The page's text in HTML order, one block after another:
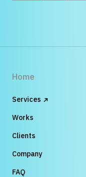
Home
Services
Works
Clients
Company
FAQ